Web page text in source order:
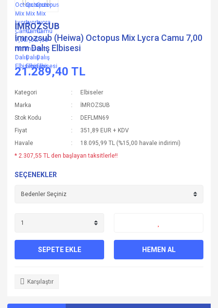
İMROZSUB
İmrozsub (Heiwa) Octopus Mix Lycra Camu 7,00
mm Dalış Elbisesi
21.289,40 TL
Kategori
Elbiseler
Marka
İMROZSUB
Stok Kodu
DEFLMN69
Fiyat
351,89 EUR + KDV
Havale
18.095,99 TL (%15,00 havale indirimi)
* 2.307,55 TL den başlayan taksitlerle!!
SEÇENEKLER
SEPETE EKLE HEMEN AL
Karşılaştır